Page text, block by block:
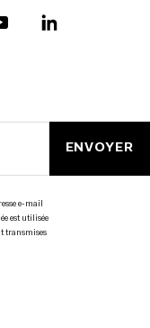
e-mail
est utilisée
transmises
ENVOYER